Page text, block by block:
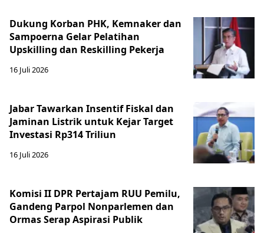
Dukung Korban PHK, Kemnaker dan
Sampoerna Gelar Pelatihan
Upskilling dan Reskilling Pekerja
16 Juli 2026
Jabar Tawarkan Insentif Fiskal dan
Jaminan Listrik untuk Kejar Target
Investasi Rp314 Triliun
16 Juli 2026
Komisi II DPR Pertajam RUU Pemilu,
Gandeng Parpol Nonparlemen dan
Ormas Serap Aspirasi Publik